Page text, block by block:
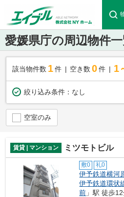
愛媛県庁の周辺物件
該当物件数 1件 空き数 0 件 1
絞り込み条件： なし
空室のみ
賃貸 | マンション ミツモトビル
敷0 礼0
伊予鉄道横河
伊予鉄道環状
前 」駅 徒歩